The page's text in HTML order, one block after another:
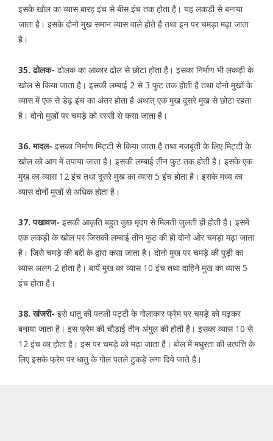
इसके खोल का व्यास बारह इंच से बीस इंच तक होता है। यह लकड़ी से बनाया
जाता है। इसके दोनो मुख समान व्यास वाले होते है तथा इन पर चमड़ा मढ़ा जाता
है।
35. ढोलक- ढोलक का आकार ढोल से छोटा होता है। इसका निर्माण भी लकड़ी के
खोल से किया जाता है। इसकी लम्बाई 2 से 3 फुट तक होती है तथा दोनो मुखों के
व्यास में एक से डेढ़ इंच का अंतर होता है अथात् एक मुख दूसरे मुख से छोटा रहता
है। दोनो मुखों पर चमड़े को रस्सी से कसा जाता है।
36. मादल- इसका निर्माण मिट्टी से किया जाता है तथा मजबूती के लिए मिट्टी के
खोल को आग में तपाया जाता है। इसकी लम्बाई तीन फुट तक होती है। इसके एक
मुख का व्यास 12 इंच तथा दूसरे मुख का व्यास 5 इंच होता है। इसके मध्य का
व्यास दोनों मुखों से अधिक होता है।
37. पखावज- इसकी आकृति बहुत कुछ मृदंग से मिलती जुलती ही होती है। इसमें
एक लकड़ी के खोल पर जिसकी लम्बाई तीन फुट की हो दोनो ओर चमड़ा मढ़ा जाता
है। जिसे चमड़े की बद्दी के द्वारा कसा जाता है। दोनो मुख पर चमड़े की पुड़ी का
व्यास अलग-2 होता है। बायें मुख का व्यास 10 इंच तथा दाहिने मुख का व्यास 5
इंच होता है।
38. खंजरी- इसे धातु की पतली पट्टी के गोलाकार फ्रेम पर चमड़े को मढ़कर
बनाया जाता है। इस फ्रेम की चौड़ाई तीन अंगुल की होती है। इसका व्यास 10 से
12 इंच का होता है। इस पर चमड़े को मढ़ा जाता है। बोल में मधुरता की उत्पत्ति के
लिए इसके फ्रेम पर धातु के गोल पतले टुकड़े लगा दिये जाते है।